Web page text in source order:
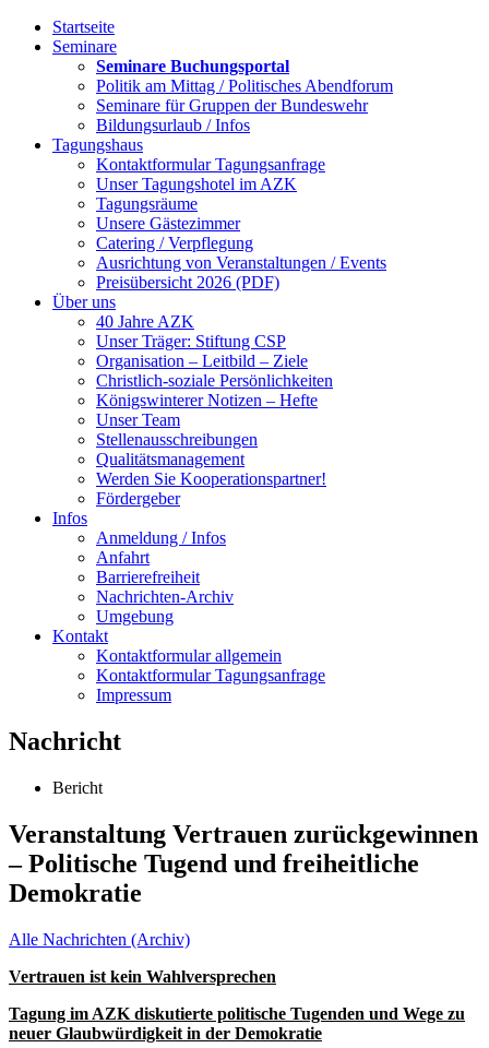
Startseite
Seminare
Seminare Buchungsportal
Politik am Mittag / Politisches Abendforum
Seminare für Gruppen der Bundeswehr
Bildungsurlaub / Infos
Tagungshaus
Kontaktformular Tagungsanfrage
Unser Tagungshotel im AZK
Tagungsräume
Unsere Gästezimmer
Catering / Verpflegung
Ausrichtung von Veranstaltungen / Events
Preisübersicht 2026 (PDF)
Über uns
40 Jahre AZK
Unser Träger: Stiftung CSP
Organisation – Leitbild – Ziele
Christlich-soziale Persönlichkeiten
Königswinterer Notizen – Hefte
Unser Team
Stellenausschreibungen
Qualitätsmanagement
Werden Sie Kooperationspartner!
Fördergeber
Infos
Anmeldung / Infos
Anfahrt
Barrierefreiheit
Nachrichten-Archiv
Umgebung
Kontakt
Kontaktformular allgemein
Kontaktformular Tagungsanfrage
Impressum
Nachricht
Bericht
Veranstaltung Vertrauen zurückgewinnen
– Politische Tugend und freiheitliche
Demokratie
Alle Nachrichten (Archiv)
Vertrauen ist kein Wahlversprechen
Tagung im AZK diskutierte politische Tugenden und Wege zu
neuer Glaubwürdigkeit in der Demokratie